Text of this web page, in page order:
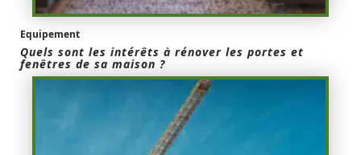
Equipement
Quels sont les intérêts à rénover les portes et
fenêtres de sa maison ?